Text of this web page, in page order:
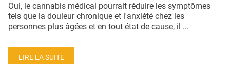
PUBLICITÉ
CONTACT
Oui, le cannabis médical pourrait réduire les symptômes
tels que la douleur chronique et l'anxiété chez les
personnes plus âgées et en tout état de cause, il ...
LIRE LA SUITE